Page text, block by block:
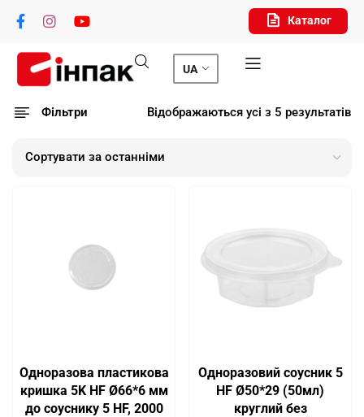
Каталог
UA
Фільтри Відображаються усі з 5 результатів
Одноразова пластикова
кришка 5K HF Ø66*6 мм
до соуснику 5 HF, 2000
Одноразовий соусник 5
HF Ø50*29 (50мл)
круглий без